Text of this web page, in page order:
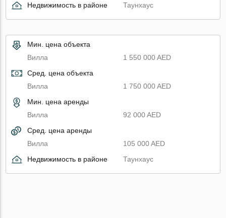
Недвижимость в районе
Таунхаус
Мин. цена объекта
Вилла
1 550 000 AED
Сред. цена объекта
Вилла
1 750 000 AED
Мин. цена аренды
Вилла
92 000 AED
Сред. цена аренды
Вилла
105 000 AED
Недвижимость в районе
Таунхаус